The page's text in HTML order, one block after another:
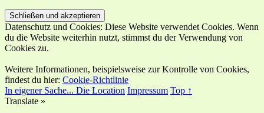
Datenschutz und Cookies: Diese Website verwendet Cookies. Wenn
du die Website weiterhin nutzt, stimmst du der Verwendung von
Cookies zu.
Weitere Informationen, beispielsweise zur Kontrolle von Cookies,
findest du hier: Cookie-Richtlinie
In eigener Sache... Die Location Impressum Top ↑
Translate »